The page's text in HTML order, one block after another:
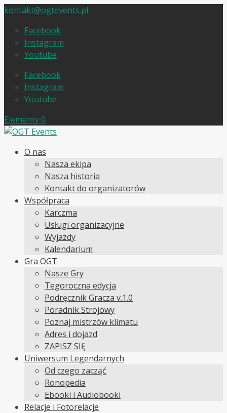
kontakt@ogtevents.pl
Facebook
Instagram
Youtube
Facebook
Instagram
Youtube
Elementy 0
O nas
Nasza ekipa
Nasza historia
Kontakt do organizatorów
Współpraca
Karczma
Usługi organizacyjne
Wyjazdy
Kalendarium
Gra OGT
Nasze Gry
Tegoroczna edycja
Podręcznik Gracza v.1.0
Poradnik Strojowy
Poznaj mistrzów klimatu
Adres i dojazd
ZAPISZ SIĘ
Uniwersum Legendarnych
Od czego zacząć
Ronopedia
Ebooki i Audiobooki
Relacje i Fotorelacje